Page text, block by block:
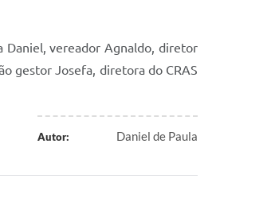
Daniel, vereador Agnaldo, diretor
gestor Josefa, diretora do CRAS
Autor: Daniel de Paula